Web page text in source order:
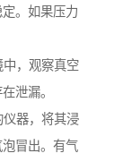
。如果压力
，观察真空
泄漏。
器，将其浸
冒出。有气